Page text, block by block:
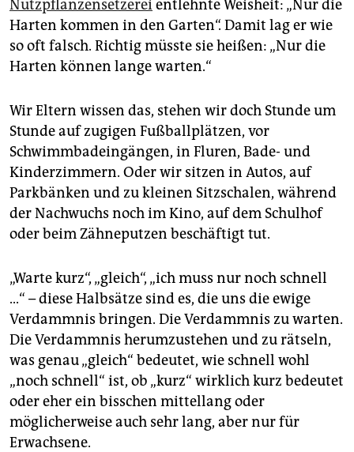
Nutzpflanzensetzereientlehnte Weisheit: „Nur die
Harten kommen in den Garten“. Damit lag er wie
so oft falsch. Richtig müsste sie heißen: „Nur die
Harten können lange warten.“
Wir Eltern wissen das, stehen wir doch Stunde um
Stunde auf zugigen Fußballplätzen, vor
Schwimmbadeingängen, in Fluren, Bade- und
Kinderzimmern. Oder wir sitzen in Autos, auf
Parkbänken und zu kleinen Sitzschalen, während
der Nachwuchs noch im Kino, auf dem Schulhof
oder beim Zähneputzen beschäftigt tut.
„Warte kurz“, „gleich“, „ich muss nur noch schnell
...“ – diese Halbsätze sind es, die uns die ewige
Verdammnis bringen. Die Verdammnis zu warten.
Die Verdammnis herumzustehen und zu rätseln,
was genau „gleich“ bedeutet, wie schnell wohl
„noch schnell“ ist, ob „kurz“ wirklich kurz bedeutet
oder eher ein bisschen mittellang oder
möglicherweise auch sehr lang, aber nur für
Erwachsene.